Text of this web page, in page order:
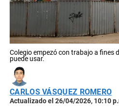
Colegio empezó con trabajo a fines
puede usar.
CARLOS VÁSQUEZ ROMERO
Actualizado el 26/04/2026, 10:10